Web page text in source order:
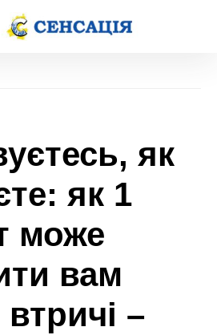
як
як 1
може
вам
–